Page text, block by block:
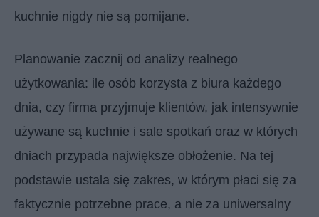
kuchnie nigdy nie są pomijane.
Planowanie zacznij od analizy realnego
użytkowania: ile osób korzysta z biura każdego
dnia, czy firma przyjmuje klientów, jak intensywnie
używane są kuchnie i sale spotkań oraz w których
dniach przypada największe obłożenie. Na tej
podstawie ustala się zakres, w którym płaci się za
faktycznie potrzebne prace, a nie za uniwersalny